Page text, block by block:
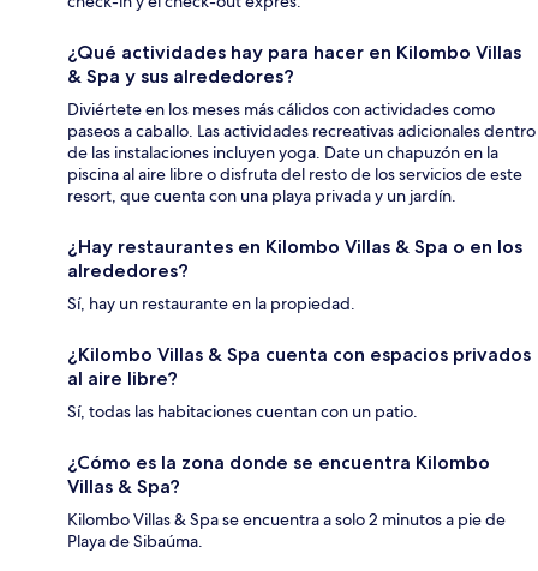
¿Qué actividades hay para hacer en Kilombo Villas
& Spa y sus alrededores?
Diviértete en los meses más cálidos con actividades como
paseos a caballo. Las actividades recreativas adicionales dentro
de las instalaciones incluyen yoga. Date un chapuzón en la
piscina al aire libre o disfruta del resto de los servicios de este
resort, que cuenta con una playa privada y un jardín.
¿Hay restaurantes en Kilombo Villas & Spa o en los
alrededores?
Sí, hay un restaurante en la propiedad.
¿Kilombo Villas & Spa cuenta con espacios privados
al aire libre?
Sí, todas las habitaciones cuentan con un patio.
¿Cómo es la zona donde se encuentra Kilombo
Villas & Spa?
Kilombo Villas & Spa se encuentra a solo 2 minutos a pie de
Playa de Sibaúma.